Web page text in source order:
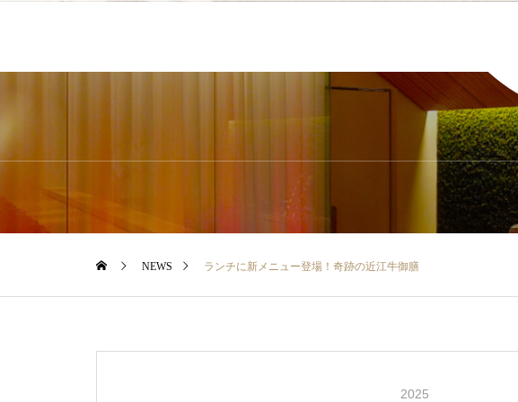
NEWS ランチに新メニュー登場！奇跡の近江牛御膳
2025